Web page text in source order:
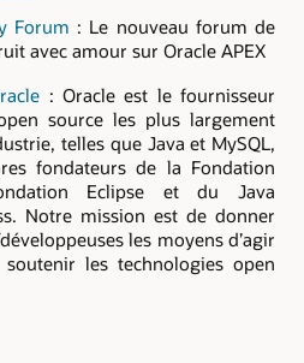
Forum : Le nouveau forum de
avec amour sur Oracle APEX
: Oracle est le fournisseur
source les plus largement
telles que Java et MySQL,
fondateurs de la Fondation
Eclipse et du Java
Notre mission est de donner
les moyens d’agir
les technologies open